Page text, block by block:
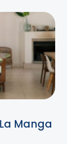
Manga